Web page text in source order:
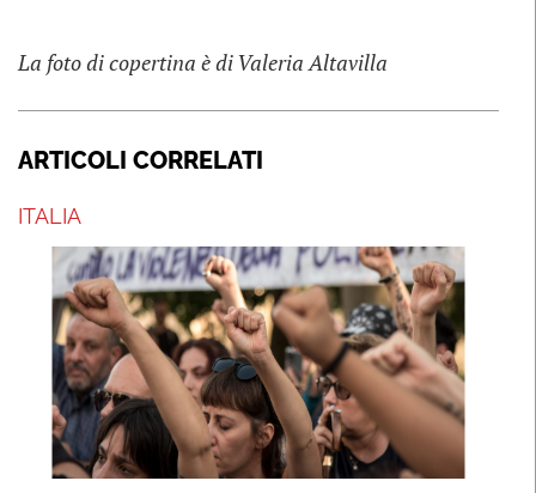
La foto di copertina è di Valeria Altavilla
ARTICOLI CORRELATI
ITALIA